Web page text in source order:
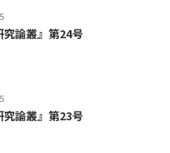
究論叢』第24号
究論叢』第23号